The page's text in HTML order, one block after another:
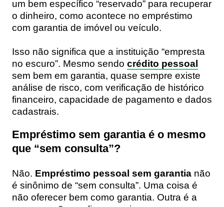
um bem específico “reservado” para recuperar
o dinheiro, como acontece no empréstimo
com garantia de imóvel ou veículo.
Isso não significa que a instituição “empresta
no escuro”. Mesmo sendo crédito pessoal
sem bem em garantia, quase sempre existe
análise de risco, com verificação de histórico
financeiro, capacidade de pagamento e dados
cadastrais.
Empréstimo sem garantia é o mesmo
que “sem consulta”?
Não. Empréstimo pessoal sem garantia não
é sinônimo de “sem consulta”. Uma coisa é
não oferecer bem como garantia. Outra é a